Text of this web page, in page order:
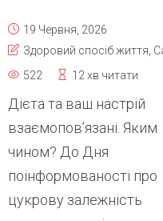
19 Червня, 2026
Здоровий спосіб життя
522
12 хв читати
Дієта та ваш настрій
взаємопов’язані. Яким
чином? До Дня
поінформованості про
цукрову залежність